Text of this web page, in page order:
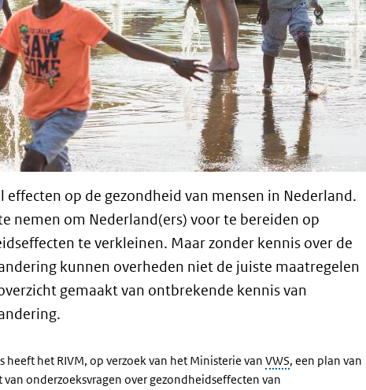
op de gezondheid van mensen in Nederland.
nemen om Nederland(ers) voor te bereiden op
te verkleinen. Maar zonder kennis over de
kunnen overheden niet de juiste maatregelen
gemaakt van ontbrekende kennis van
het RIVM, op verzoek van het Ministerie van VWS, een plan van
onderzoeksvragen over gezondheidseffecten van